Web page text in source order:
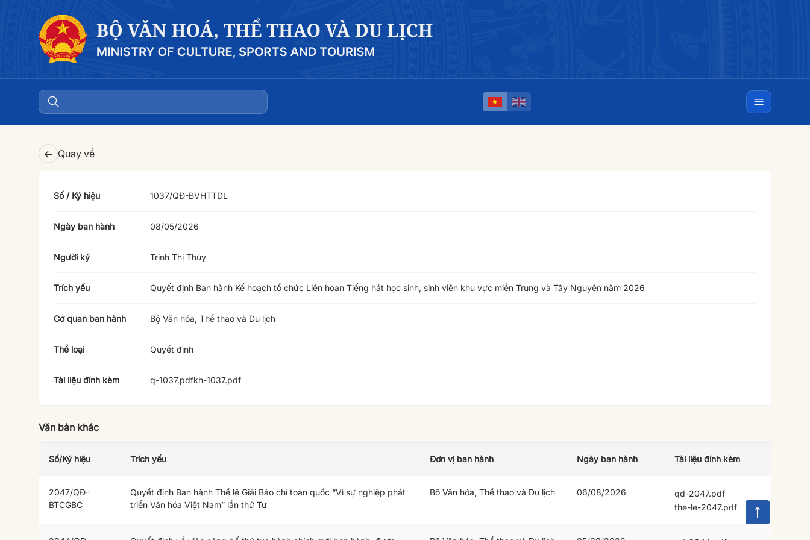
← Quay về
Số / Ký hiệu 1037/QĐ-BVHTTDL
Ngày ban hành 08/05/2026
Người ký Trịnh Thị Thủy
Trích yếu Quyết định Ban hành Kế hoạch tổ chức Liên hoan Tiếng hát học sinh, sinh viên khu vực miền Trung và Tây Nguyên năm 2026
Cơ quan ban hành Bộ Văn hóa, Thể thao và Du lịch
Thể loại Quyết định
Tài liệu đính kèm q-1037.pdfkh-1037.pdf
Văn bản khác
Số/Ký hiệu Trích yếu Đơn vị ban hành Ngày ban hành Tài liệu đính kèm
2047/QĐ-
BTCGBC
Quyết định Ban hành Thể lệ Giải Báo chí toàn quốc “Vì sự nghiệp phát
triển Văn hóa Việt Nam” lần thứ Tư
Bộ Văn hóa, Thể thao và Du lịch 06/08/2026
qd-2047.pdf
the-le-2047.pdf